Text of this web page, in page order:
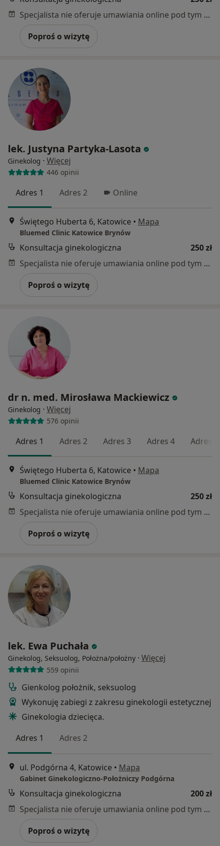
Specjalista nie oferuje umawiania online pod tym adresem.
Poproś o wizytę
lek. Justyna Partyka-Lasota
Ginekolog · Więcej
446 opinii
Adres 1 Adres 2 Online
Świętego Huberta 6, Katowice • Mapa
Bluemed Clinic Katowice Brynów
Konsultacja ginekologiczna
250 zł
Specjalista nie oferuje umawiania online pod tym adresem.
Poproś o wizytę
dr n. med. Mirosława Mackiewicz
Ginekolog · Więcej
576 opinii
Adres 1 Adres 2 Adres 3 Adres 4 Adres 5
Świętego Huberta 6, Katowice • Mapa
Bluemed Clinic Katowice Brynów
Konsultacja ginekologiczna
250 zł
Specjalista nie oferuje umawiania online pod tym adresem.
Poproś o wizytę
lek. Ewa Puchała
Ginekolog, Seksuolog, Położna/położny · Więcej
559 opinii
Gienkolog położnik, seksuolog
Wykonuję zabiegi z zakresu ginekologii estetycznej
Ginekologia dziecięca.
Adres 1
Adres 2
ul. Podgórna 4, Katowice • Mapa
Gabinet Ginekologiczno-Położniczy Podgórna
Konsultacja ginekologiczna
200 zł
Specjalista nie oferuje umawiania online pod tym adresem.
Poproś o wizytę